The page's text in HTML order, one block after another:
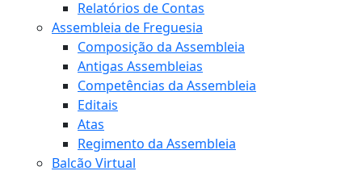
Relatórios de Contas
Assembleia de Freguesia
Composição da Assembleia
Antigas Assembleias
Competências da Assembleia
Editais
Atas
Regimento da Assembleia
Balcão Virtual